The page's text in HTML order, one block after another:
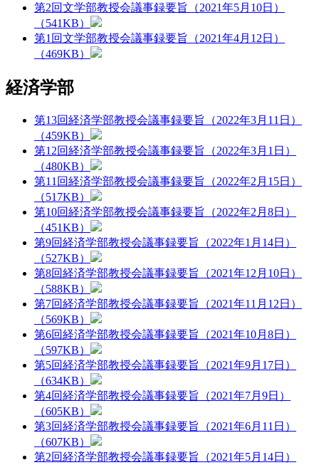
第2回文学部教授会議事録要旨（2021年5月10日）
（541KB）
第1回文学部教授会議事録要旨（2021年4月12日）
（469KB）
経済学部
第13回経済学部教授会議事録要旨（2022年3月11日）
（459KB）
第12回経済学部教授会議事録要旨（2022年3月1日）
（480KB）
第11回経済学部教授会議事録要旨（2022年2月15日）
（517KB）
第10回経済学部教授会議事録要旨（2022年2月8日）
（451KB）
第9回経済学部教授会議事録要旨（2022年1月14日）
（527KB）
第8回経済学部教授会議事録要旨（2021年12月10日）
（588KB）
第7回経済学部教授会議事録要旨（2021年11月12日）
（569KB）
第6回経済学部教授会議事録要旨（2021年10月8日）
（597KB）
第5回経済学部教授会議事録要旨（2021年9月17日）
（634KB）
第4回経済学部教授会議事録要旨（2021年7月9日）
（605KB）
第3回経済学部教授会議事録要旨（2021年6月11日）
（607KB）
第2回経済学部教授会議事録要旨（2021年5月14日）